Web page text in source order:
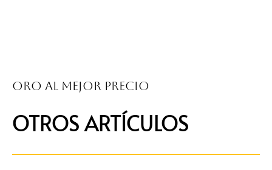
Oro al mejor precio
OTROS ARTÍCULOS